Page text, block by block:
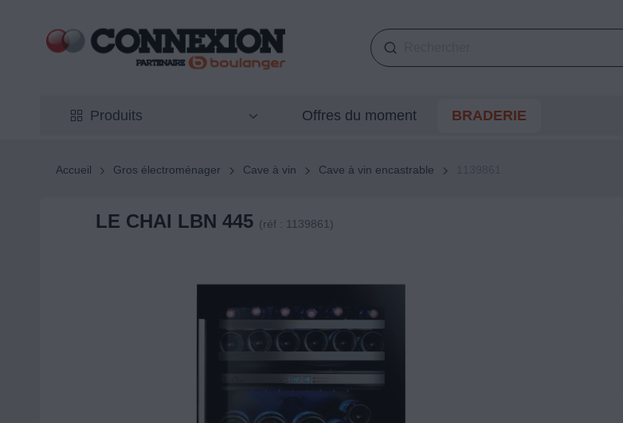
Produits Offres du moment BRADERIE
Accueil Gros électroménager Cave à vin Cave à vin encastrable
LE CHAI LBN 445 (réf : 1139861)